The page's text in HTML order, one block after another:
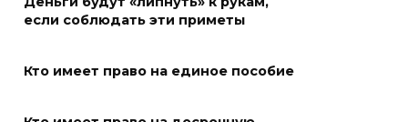
Меры поддержки после ЧС
если соблюдать эти приметы
Кто имеет право на единое пособие